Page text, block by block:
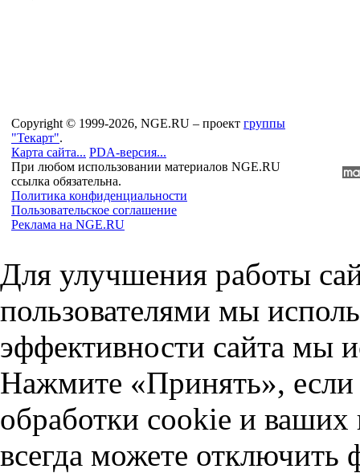
Copyright © 1999-2026, NGE.RU – проект группы
"Текарт".
Карта сайта... PDA-версия...
При любом использовании материалов NGE.RU
ссылка обязательна.
Политика конфиденциальности
Пользовательское соглашение
Реклама на NGE.RU
Для улучшения работы
пользователями мы
эффективности сайта мы
Нажмите «Принять», если
обработки cookie и
всегда можете отключить